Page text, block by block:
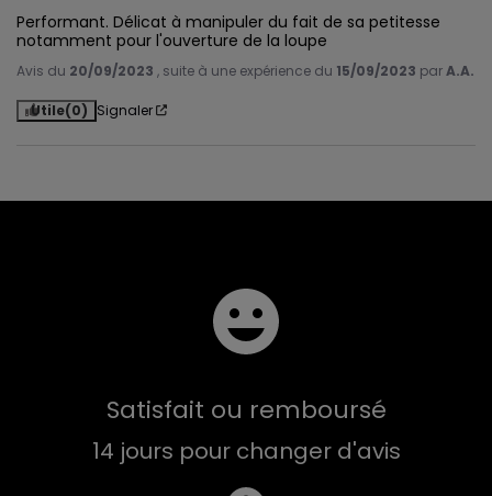
Performant. Délicat à manipuler du fait de sa petitesse
notamment pour l'ouverture de la loupe
Avis du 20/09/2023 , suite à une expérience du 15/09/2023 parA.A.
Utile(0) Signaler
Satisfait ou remboursé
14 jours pour changer d'avis